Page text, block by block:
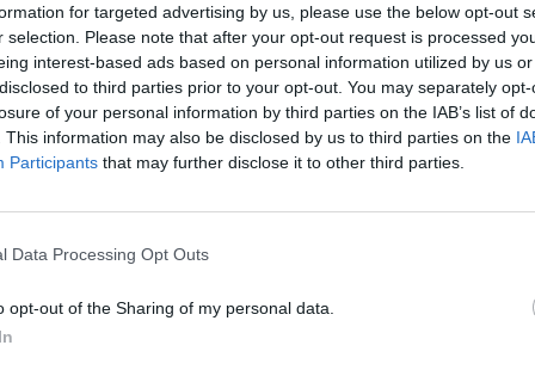
for targeted advertising by us, please use the below opt-out
selection. Please note that after your opt-out request is processed
interest-based ads based on personal information utilized by us
to third parties prior to your opt-out. You may separately
of your personal information by third parties on the IAB’s list of
This information may also be disclosed by us to third parties on the
Participants that may further disclose it to other third parties.
Data Processing Opt Outs
opt-out of the Sharing of my personal data.
la Harris, esponente progressista, sta
ed efficacemente favorendo la
della candidatura di Biden. Oltre a lei,
e Bill Clinton hanno comunicato alla
di essere pronti ad aiutare Biden nel suo
posizionandosi all’opposto di
che Biden si ritiri. Alle spalle di tutto
all’orizzonte e potrebbe davvero
fondo non solo Biden, ma anche i suoi